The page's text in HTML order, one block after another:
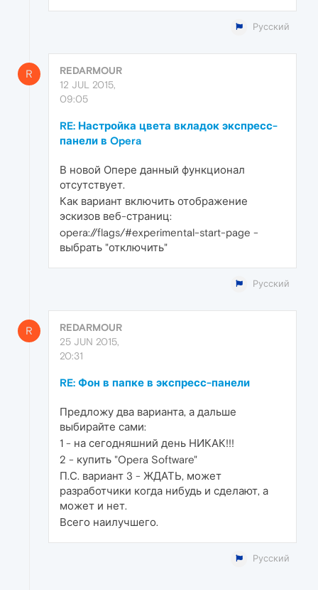
Русский
R
REDARMOUR
12 JUL 2015,
09:05
RE: Настройка цвета вкладок экспресс-
панели в Opera
В новой Опере данный функционал
отсутствует.
Как вариант включить отображение
эскизов веб-страниц:
opera://flags/#experimental-start-page -
выбрать "отключить"
Русский
R
REDARMOUR
25 JUN 2015,
20:31
RE: Фон в папке в экспресс-панели
Предложу два варианта, а дальше
выбирайте сами:
1 - на сегодняшний день НИКАК!!!
2 - купить "Opera Software"
П.С. вариант 3 - ЖДАТЬ, может
разработчики когда нибудь и сделают, а
может и нет.
Всего наилучшего.
Русский